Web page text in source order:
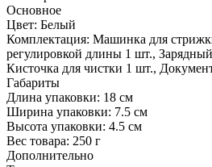
Основное
Цвет: Белый
Комплектация: Машинка для
регулировкой длины 1 шт.,
Кисточка для чистки 1 шт.,
Габариты
Длина упаковки: 18 см
Ширина упаковки: 7.5 см
Высота упаковки: 4.5 см
Вес товара: 250 г
Дополнительно